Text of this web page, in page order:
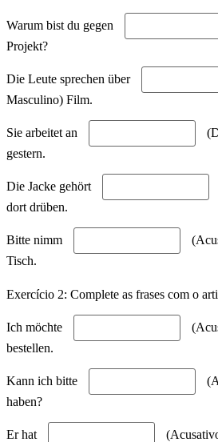
Warum bist du gegen
Projekt?
Die Leute sprechen über
Masculino) Film.
Sie arbeitet an
gestern.
Die Jacke gehört
dort drüben.
Bitte nimm
Tisch.
Exercício 2: Complete as frases com o
Ich möchte
bestellen.
Kann ich bitte
haben?
Er hat